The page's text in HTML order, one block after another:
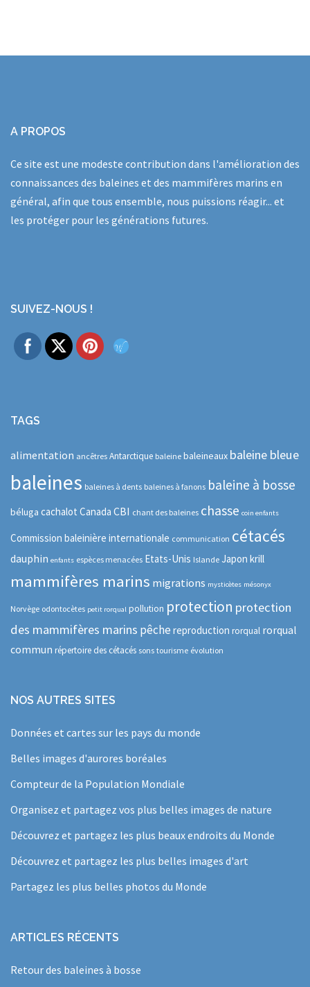
A PROPOS
Ce site est une modeste contribution dans l'amélioration des
connaissances des baleines et des mammifères marins en
général, afin que tous ensemble, nous puissions réagir... et
les protéger pour les générations futures.
SUIVEZ-NOUS !
TAGS
alimentation ancêtres Antarctique baleine baleineaux baleine bleue
baleines baleines à dents baleines à fanons baleine à bosse
béluga cachalot Canada CBI chant des baleines chasse coin enfants
Commission baleinière internationale communication cétacés
dauphin enfants espèces menacées Etats-Unis Islande Japon krill
mammifères marins migrations mysticètes mésonyx
Norvège odontocètes petit rorqual pollution protection protection
des mammifères marins pêche reproduction rorqual rorqual
commun répertoire des cétacés sons tourisme évolution
NOS AUTRES SITES
Données et cartes sur les pays du monde
Belles images d'aurores boréales
Compteur de la Population Mondiale
Organisez et partagez vos plus belles images de nature
Découvrez et partagez les plus beaux endroits du Monde
Découvrez et partagez les plus belles images d'art
Partagez les plus belles photos du Monde
ARTICLES RÉCENTS
Retour des baleines à bosse